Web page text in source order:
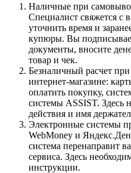
Наличные при
Специалист свяжется с
уточнить время и
купюры. Вы
документы, вносите
товар и чек.
Безналичный расчет
интернет-магазине:
оплатить покупку,
системы ASSIST. Здесь
действия и имя
Электронные системы
WebMoney и
система перенаправит
сервиса. Здесь
инструкции.